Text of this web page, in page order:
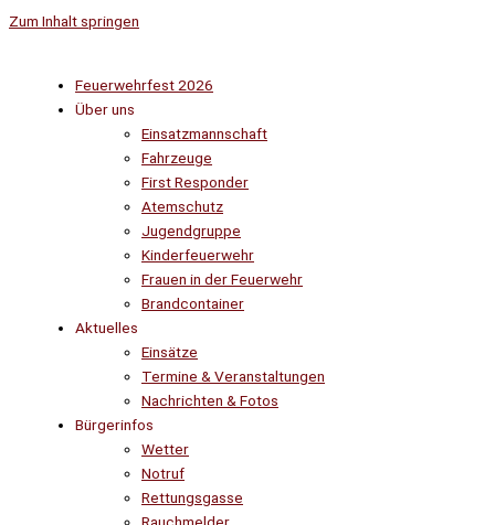
Zum Inhalt springen
Feuerwehrfest 2026
Über uns
Einsatzmannschaft
Fahrzeuge
First Responder
Atemschutz
Jugendgruppe
Kinderfeuerwehr
Frauen in der Feuerwehr
Brandcontainer
Aktuelles
Einsätze
Termine & Veranstaltungen
Nachrichten & Fotos
Bürgerinfos
Wetter
Notruf
Rettungsgasse
Rauchmelder